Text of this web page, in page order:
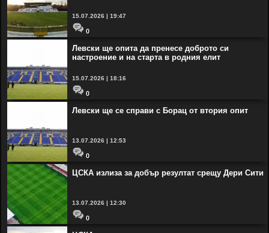
15.07.2026 | 19:47
0
Левски ще опита да пренесе доброто си
настроение и на старта в родния елит
15.07.2026 | 18:16
0
Левски ще се справи с Борац от втория опит
13.07.2026 | 12:53
0
ЦСКА излиза за добър резултат срещу Дери Сити
13.07.2026 | 12:30
0